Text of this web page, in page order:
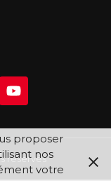
réservés
proposer
nos
votre